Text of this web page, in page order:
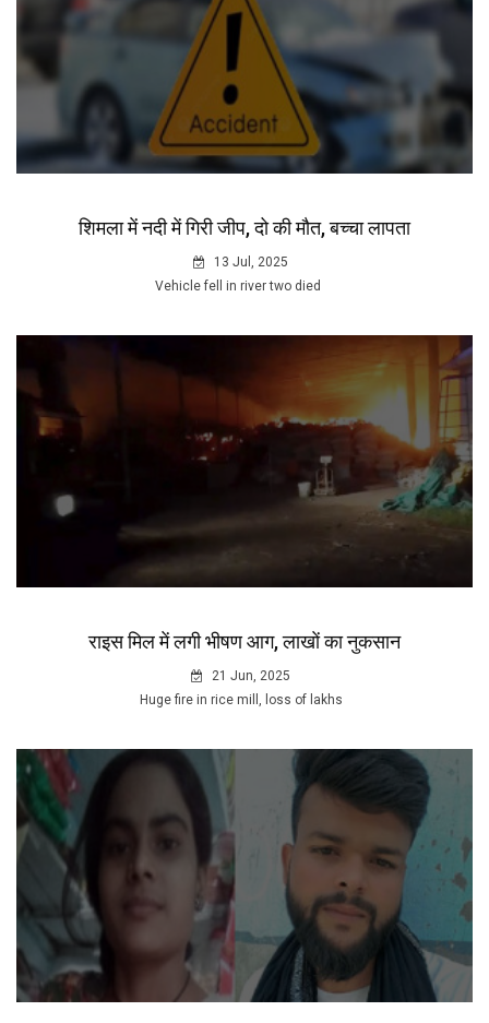
शिमला में नदी में गिरी जीप, दो की मौत, बच्चा लापता
13 Jul, 2025
Vehicle fell in river two died
राइस मिल में लगी भीषण आग, लाखाें का नुकसान
21 Jun, 2025
Huge fire in rice mill, loss of lakhs